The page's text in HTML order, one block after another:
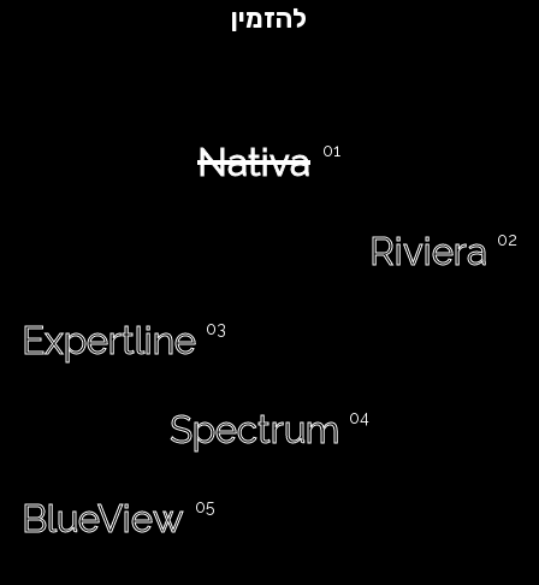
להזמין
Nativa
Riviera
Expertline
Spectrum
BlueView